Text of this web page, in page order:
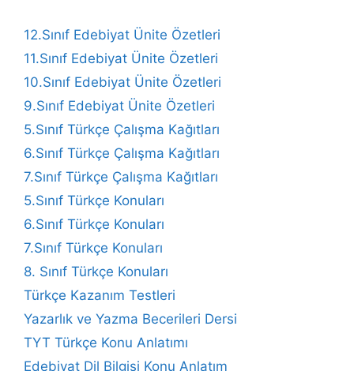
12.Sınıf Edebiyat Ünite Özetleri
11.Sınıf Edebiyat Ünite Özetleri
10.Sınıf Edebiyat Ünite Özetleri
9.Sınıf Edebiyat Ünite Özetleri
5.Sınıf Türkçe Çalışma Kağıtları
6.Sınıf Türkçe Çalışma Kağıtları
7.Sınıf Türkçe Çalışma Kağıtları
5.Sınıf Türkçe Konuları
6.Sınıf Türkçe Konuları
7.Sınıf Türkçe Konuları
8. Sınıf Türkçe Konuları
Türkçe Kazanım Testleri
Yazarlık ve Yazma Becerileri Dersi
TYT Türkçe Konu Anlatımı
Edebiyat Dil Bilgisi Konu Anlatım